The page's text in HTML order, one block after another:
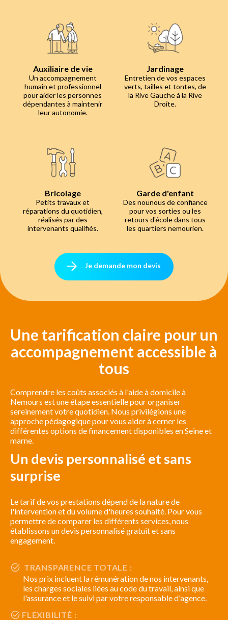
Auxiliaire de vie
Un accompagnement
humain et professionnel
pour aider les personnes
dépendantes à maintenir
leur autonomie.
Jardinage
Entretien de vos espaces
verts, tailles et tontes, de
la Rive Gauche à la Rive
Droite.
Bricolage
Petits travaux et
réparations du quotidien,
réalisés par des
intervenants qualifiés.
Garde d'enfant
Des nounous de confiance
pour vos sorties ou les
retours d'école dans tous
les quartiers nemourien.
Je demande mon devis
Une tarification claire pour un
accompagnement accessible à
tous
Comprendre les coûts associés à l'aide à domicile à
Nemours est une étape essentielle pour organiser
sereinement votre quotidien. Nous privilégions une
approche pédagogique pour vous aider à cerner les
différentes options de financement disponibles en Seine et
marne.
Un devis personnalisé et sans
surprise
Le tarif de vos prestations dépend de la nature de
l'intervention et du volume d'heures souhaité. Pour vous
permettre de comparer les différents services, nous
établissons un devis personnalisé gratuit et sans
engagement.
TRANSPARENCE TOTALE :
Nos prix incluent la rémunération de nos intervenants,
les charges sociales liées au code du travail, ainsi que
l'assurance et le suivi par votre responsable d'agence.
FLEXIBILITÉ :